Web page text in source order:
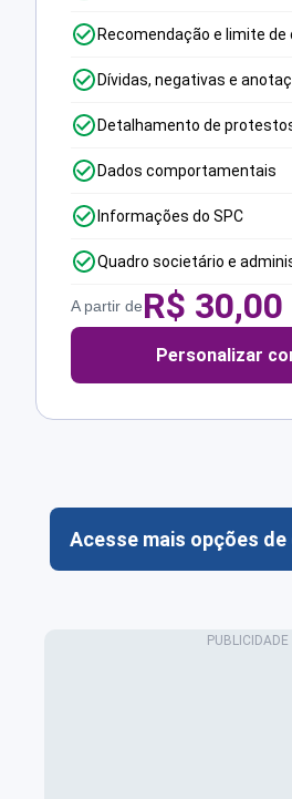
Recomendação e limite de
Dívidas, negativas e
Detalhamento de
Dados comportamentais
Informações do SPC
Quadro societário e
A partir deR$ 30,00
Personalizar
Acesse mais opções